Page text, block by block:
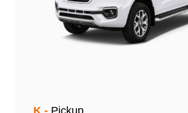
K - Pickup